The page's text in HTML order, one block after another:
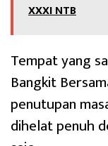
XXXI NTB
Tempat yang
Bangkit
penutupan
dihelat penuh